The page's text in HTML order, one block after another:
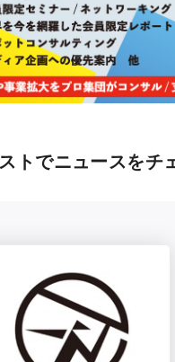
トでニュースをチ